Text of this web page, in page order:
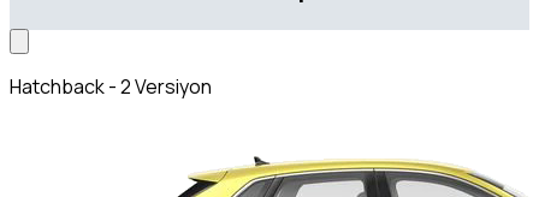
Hatchback - 2 Versiyon